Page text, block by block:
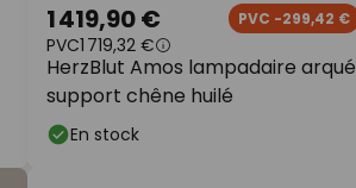
HerzBlut Amos lampadaire arqué
support chêne huilé
1 419,90 € PVC -299,42 €
PVC1 719,32 €
En stock